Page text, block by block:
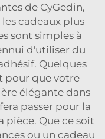
de CyGedin,
cadeaux plus
sont simples à
d'utiliser du
Quelques
pour que votre
élégante dans
passer pour la
pièce. Que ce soit
ou un cadeau